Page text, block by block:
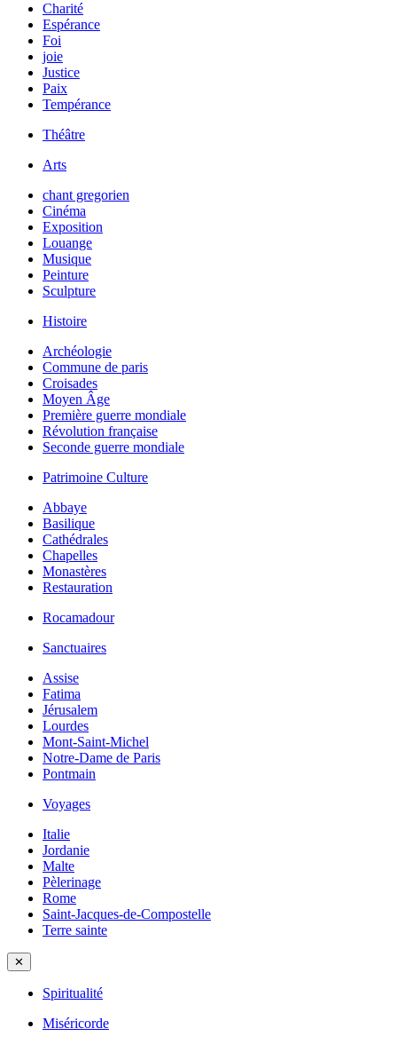
Charité
Espérance
Foi
joie
Justice
Paix
Tempérance
Théâtre
Arts
chant gregorien
Cinéma
Exposition
Louange
Musique
Peinture
Sculpture
Histoire
Archéologie
Commune de paris
Croisades
Moyen Âge
Première guerre mondiale
Révolution française
Seconde guerre mondiale
Patrimoine Culture
Abbaye
Basilique
Cathédrales
Chapelles
Monastères
Restauration
Rocamadour
Sanctuaires
Assise
Fatima
Jérusalem
Lourdes
Mont-Saint-Michel
Notre-Dame de Paris
Pontmain
Voyages
Italie
Jordanie
Malte
Pèlerinage
Rome
Saint-Jacques-de-Compostelle
Terre sainte
✕
Spiritualité
Miséricorde